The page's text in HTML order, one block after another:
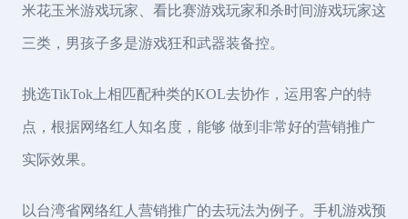
米花玉米游戏玩家、看比赛游戏玩家和杀时间游戏玩家这
三类，男孩子多是游戏狂和武器装备控。
挑选TikTok上相匹配种类的KOL去协作，运用客户的特
点，根据网络红人知名度，能够 做到非常好的营销推广
实际效果。
以台湾省网络红人营销推广的去玩法为例子。手机游戏预